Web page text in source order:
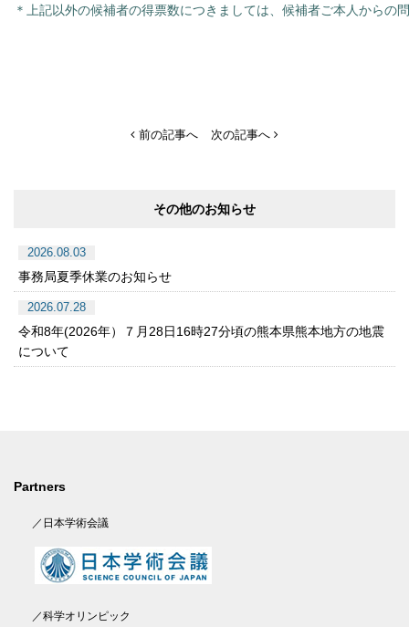
＊上記以外の候補者の得票数につきましては、候補者ご本人からの
前の記事へ 次の記事へ
その他のお知らせ
2026.08.03
事務局夏季休業のお知らせ
2026.07.28
令和8年(2026年）７月28日16時27分頃の熊本県熊本地方の地震
について
Partners
／日本学術会議
／科学オリンピック